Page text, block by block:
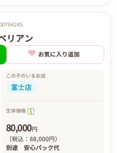
リアン
お気に入り追加
この子のいるお店
富士店
生体価格
80,000円
（税込：88,000円）
別途 安心パック代